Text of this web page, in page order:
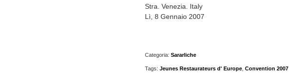
Stra. Venezia. Italy
Lì, 8 Gennaio 2007
Categoria: Sararliche
Tags: Jeunes Restaurateurs d' Europe, Convention 2007